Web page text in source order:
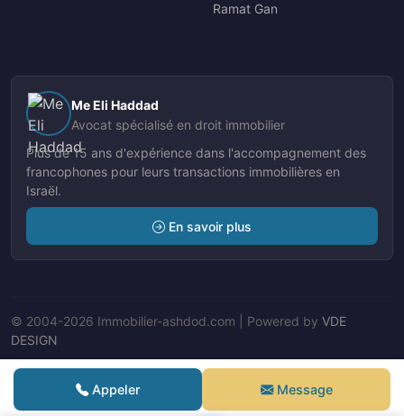
Appeler Message
Ramat Gan
Me Eli Haddad
Avocat spécialisé en droit immobilier
Plus de 15 ans d'expérience dans l'accompagnement des
francophones pour leurs transactions immobilières en
Israël.
En savoir plus
© 2004-2026 Immobilier-ashdod.com | Powered by VDE
DESIGN
Nos Agents